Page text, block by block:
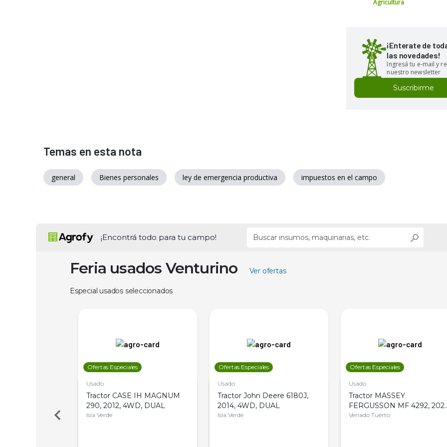
Agricultura
¡Enterate de
las novedades!
Ingresá tu e-mail y
nuestro newsletter
Suscribirme
Temas en esta nota
general Bienes personales ley de emergencia productiva impuestos en el campo
¡Encontrá todo para tu campo!
Feria usados Venturino Ver ofertas
Especial usados seleccionados
Ofertas Especiales
Usado
Tractor CASE IH MAGNUM
290, 2012, 4WD, DUAL
Isla Verde
Ofertas Especiales
Usado
Tractor John Deere 6180J,
2014, 4WD, DUAL
Isla Verde
Ofertas Especiales
Usado
Tractor MASSEY
FERGUSSON MF 4292,
4WD, PATON
Venado Tuerto